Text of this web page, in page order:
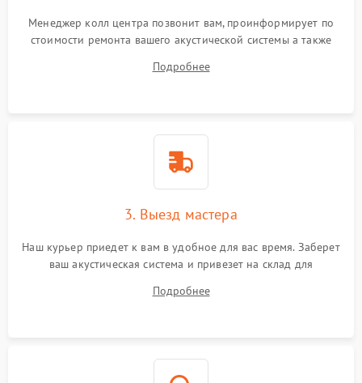
Менеджер колл центра позвонит вам, проинформирует по
стоимости ремонта вашего акустической системы а также
Подробнее
3. Выезд мастера
Наш курьер приедет к вам в удобное для вас время. Заберет
ваш акустическая система и привезет на склад для
Подробнее